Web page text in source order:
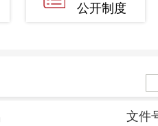
公开制度
文件